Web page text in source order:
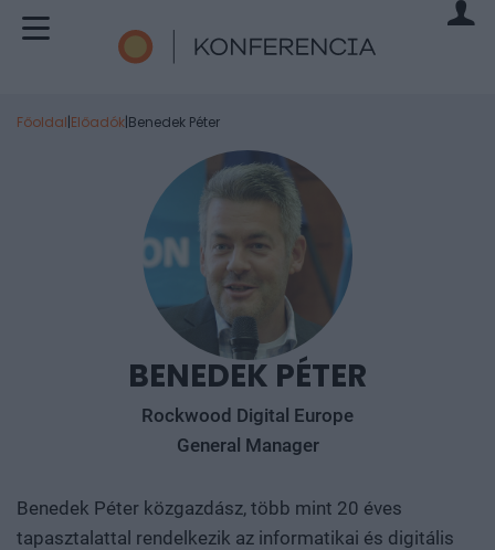
Főoldal|Előadók|Benedek Péter
BENEDEK PÉTER
Rockwood Digital Europe
General Manager
Benedek Péter közgazdász, több mint 20 éves
tapasztalattal rendelkezik az informatikai és digitális